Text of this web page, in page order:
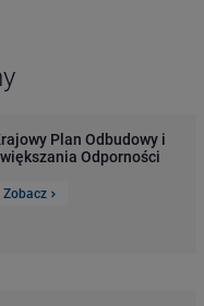
Plan Odbudowy i
Odporności
Zobacz